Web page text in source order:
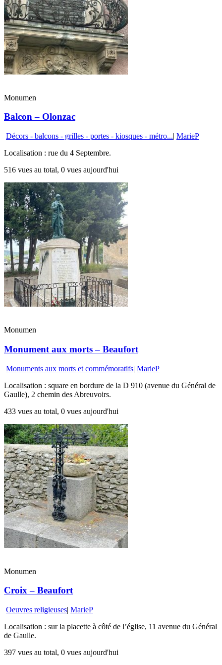
Monumen
Balcon – Olonzac
Décors - balcons - grilles - portes - kiosques - métro...| MarieP
Localisation : rue du 4 Septembre.
516 vues au total, 0 vues aujourd'hui
Monumen
Monument aux morts – Beaufort
Monuments aux morts et commémoratifs| MarieP
Localisation : square en bordure de la D 910 (avenue du Général de
Gaulle), 2 chemin des Abreuvoirs.
433 vues au total, 0 vues aujourd'hui
Monumen
Croix – Beaufort
Oeuvres religieuses| MarieP
Localisation : sur la placette à côté de l’église, 11 avenue du Général
de Gaulle.
397 vues au total, 0 vues aujourd'hui